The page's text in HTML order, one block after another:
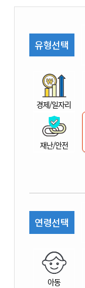
유형선택
경제/일자리
재난/안전
연령선택
아동